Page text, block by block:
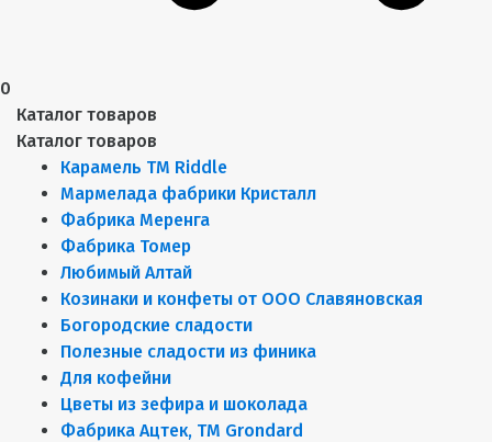
0
Каталог товаров
Каталог товаров
Карамель ТМ Riddle
Мармелада фабрики Кристалл
Фабрика Меренга
Фабрика Томер
Любимый Алтай
Козинаки и конфеты от ООО Славяновская
Богородские сладости
Полезные сладости из финика
Для кофейни
Цветы из зефира и шоколада
Фабрика Ацтек, ТМ Grondard